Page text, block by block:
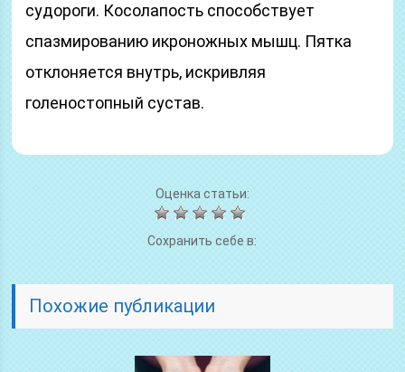
судороги. Косолапость способствует
спазмированию икроножных мышц. Пятка
отклоняется внутрь, искривляя
голеностопный сустав.
Оценка статьи:
Сохранить себе в:
Похожие публикации